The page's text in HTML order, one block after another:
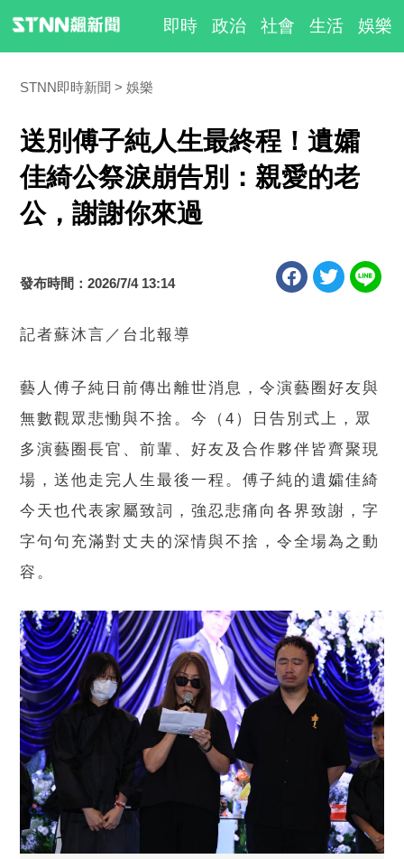
即時 政治 社會 生活 娛樂
STNN即時新聞 娛樂
送別傅子純人生最終程！遺孀
佳綺公祭淚崩告別：親愛的老
公，謝謝你來過
發布時間：2026/7/4 13:14
記者蘇沐言／台北報導
藝人傅子純日前傳出離世消息，令演藝圈好友與
無數觀眾悲慟與不捨。今（4）日告別式上，眾
多演藝圈長官、前輩、好友及合作夥伴皆齊聚現
場，送他走完人生最後一程。傅子純的遺孀佳綺
今天也代表家屬致詞，強忍悲痛向各界致謝，字
字句句充滿對丈夫的深情與不捨，令全場為之動
容。